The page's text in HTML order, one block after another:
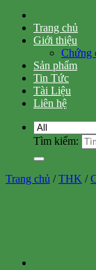
Trang chủ
Giới thiệu
Chứng
Sản phẩm
Tin Tức
Tài Liệu
Liên hệ
Tìm kiếm:
Trang chủ / THK /